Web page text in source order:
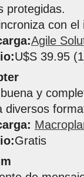
protegidas.
con
Agile
U$S 39.95
y
diversos
Gratis